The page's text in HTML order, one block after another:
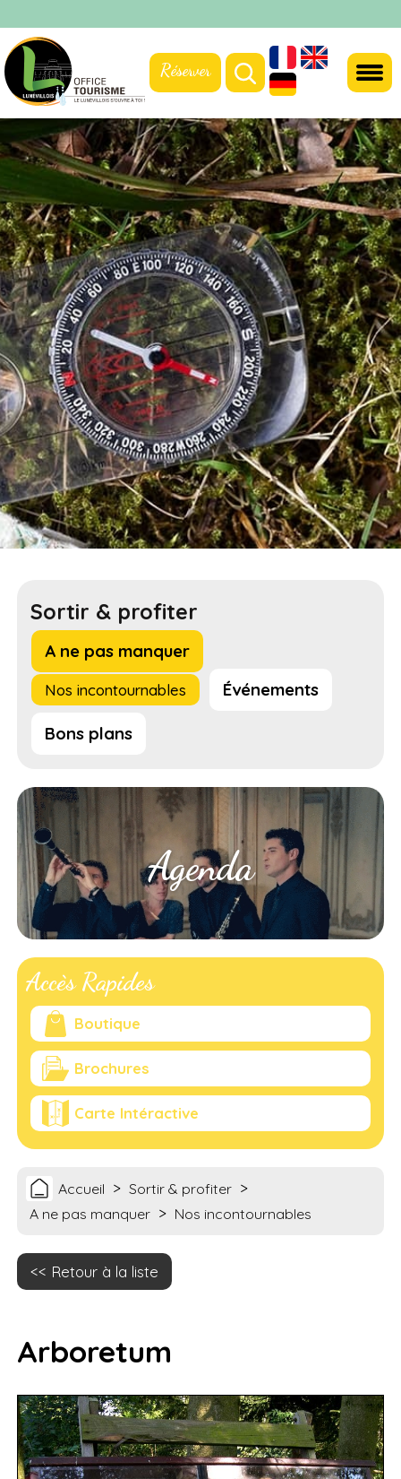
Réserver
Sortir & profiter
A ne pas manquer
Nos incontournables Événements
Bons plans
Agenda
Accès Rapides
Boutique
Brochures
Carte Intéractive
Accueil > Sortir & profiter >
A ne pas manquer > Nos incontournables
Retour à la liste
Arboretum